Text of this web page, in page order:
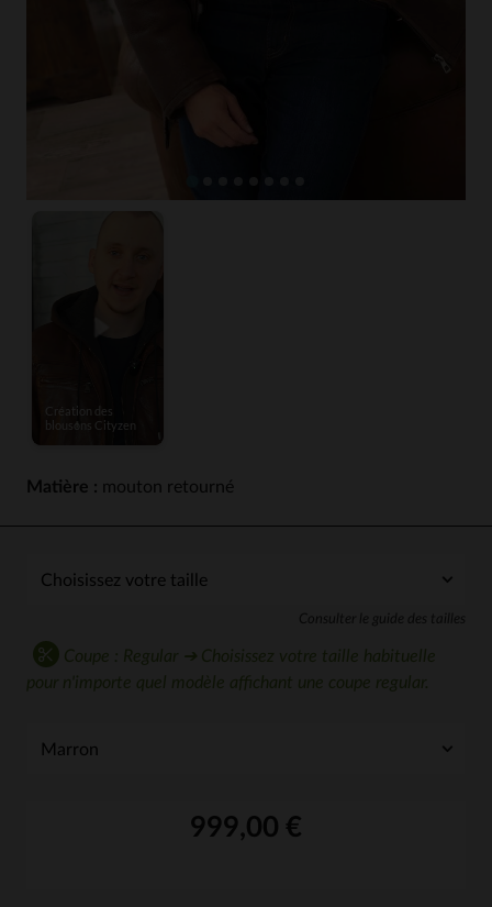
Matière : mouton retourné
Consulter le guide des tailles
Coupe : Regular ➔ Choisissez votre taille habituelle
pour n'importe quel modèle affichant une coupe regular.
999,00 €